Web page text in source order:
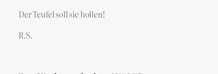
Der Teufel soll sie hollen!
R.S.